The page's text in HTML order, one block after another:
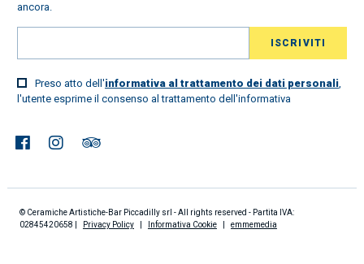
ancora.
Preso atto dell'informativa al trattamento dei dati personali,
l'utente esprime il consenso al trattamento dell'informativa
© Ceramiche Artistiche-Bar Piccadilly srl - All rights reserved - Partita IVA:
02845420658 |
Privacy Policy Informativa Cookie emmemedia